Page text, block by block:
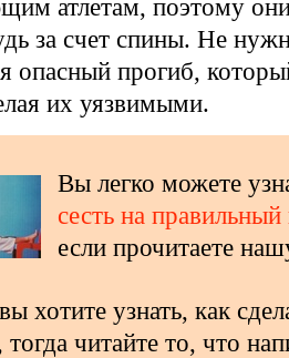
атлетам, поэтому
за счет спины. Не
опасный прогиб,
их уязвимыми.
Вы легко можете
сесть на правильный
если прочитаете
хотите узнать, как
читайте то, что